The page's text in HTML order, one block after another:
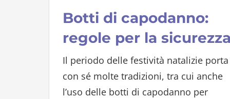
Botti di capodanno:
regole per la
Il periodo delle festività natalizie porta
con sé molte tradizioni, tra cui anche
l’uso delle botti di capodanno per